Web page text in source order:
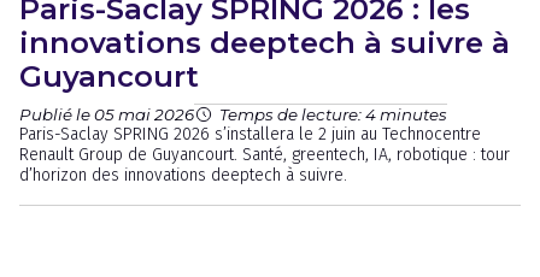
Paris-Saclay SPRING 2026 : les
innovations deeptech à suivre à
Guyancourt
Publié le 05 mai 2026 Temps de lecture: 4 minutes
Paris-Saclay SPRING 2026 s’installera le 2 juin au Technocentre
Renault Group de Guyancourt. Santé, greentech, IA, robotique : tour
d’horizon des innovations deeptech à suivre.